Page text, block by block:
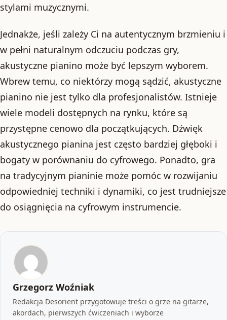
stylami muzycznymi.
Jednakże, jeśli zależy Ci na autentycznym brzmieniu i
w pełni naturalnym odczuciu podczas gry,
akustyczne pianino może być lepszym wyborem.
Wbrew temu, co niektórzy mogą sądzić, akustyczne
pianino nie jest tylko dla profesjonalistów. Istnieje
wiele modeli dostępnych na rynku, które są
przystępne cenowo dla początkujących. Dźwięk
akustycznego pianina jest często bardziej głęboki i
bogaty w porównaniu do cyfrowego. Ponadto, gra
na tradycyjnym pianinie może pomóc w rozwijaniu
odpowiedniej techniki i dynamiki, co jest trudniejsze
do osiągnięcia na cyfrowym instrumencie.
Grzegorz Woźniak
Redakcja Desorient przygotowuje treści o grze na gitarze,
akordach, pierwszych ćwiczeniach i wyborze